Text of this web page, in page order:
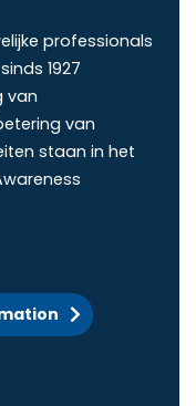
professionals
1927
van
van
staan in het